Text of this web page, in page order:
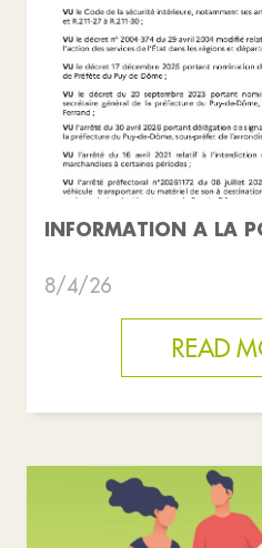
INFORMATION A LA
8/4/26
READ